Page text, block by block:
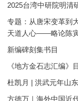
2025台湾中研院明清
专题：从唐宋变革到
天道人心——略论陈
新编碑刻集书目
《地方金石志汇编》
杜凯月 | 洪武元年山
方徳万｜海外中国近